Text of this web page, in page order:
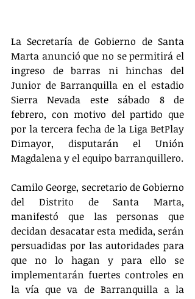
La Secretaría de Gobierno de Santa
Marta anunció que no se permitirá el
ingreso de barras ni hinchas del
Junior de Barranquilla en el estadio
Sierra Nevada este sábado 8 de
febrero, con motivo del partido que
por la tercera fecha de la Liga BetPlay
Dimayor, disputarán el Unión
Magdalena y el equipo barranquillero.
Camilo George, secretario de Gobierno
del Distrito de Santa Marta,
manifestó que las personas que
decidan desacatar esta medida, serán
persuadidas por las autoridades para
que no lo hagan y para ello se
implementarán fuertes controles en
la vía que va de Barranquilla a la